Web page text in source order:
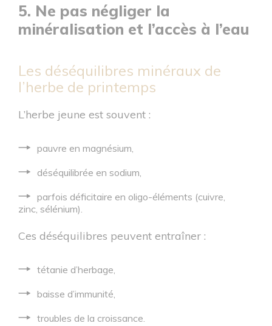
5. Ne pas négliger la
minéralisation et l’accès à l’eau
Les déséquilibres minéraux de
l’herbe de printemps
L’herbe jeune est souvent :
pauvre en magnésium,
déséquilibrée en sodium,
parfois déficitaire en oligo-éléments (cuivre,
zinc, sélénium).
Ces déséquilibres peuvent entraîner :
tétanie d’herbage,
baisse d’immunité,
troubles de la croissance.